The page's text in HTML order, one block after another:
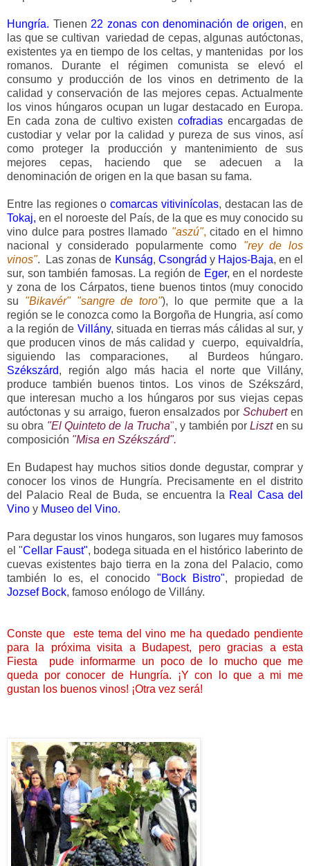
Hungría. Tienen22 zonas con denominación de origen, en
las que se cultivan variedad de cepas, algunas autóctonas,
existentes ya en tiempo de los celtas, y mantenidas por los
romanos. Durante el régimen comunista se elevó el
consumo y producción de los vinos en detrimento de la
calidad y conservación de las mejores cepas. Actualmente
los vinos húngaros ocupan un lugar destacado en Europa.
En cada zona de cultivo existen cofradias encargadas de
custodiar y velarpor la calidad y pureza de sus vinos, así
como proteger la producción y mantenimiento de sus
mejores cepas, haciendo que se adecuen a la
denominación de origen en la que basan su fama.
Entre las regiones o comarcas vitivinícolas, destacan las de
Tokaj, en el noroeste del País, de la que es muy conocido su
vino dulce para postres llamado "aszú", citado en el himno
nacional y considerado popularmente como "rey de los
vinos". Las zonas de Kunság, Csongrád y Hajos-Baja, en el
sur, son también famosas. La región de Eger, en el nordeste
y zona de los Cárpatos, tiene buenos tintos (muy conocido
su "Bikavér" "sangre de toro"), lo que permite que a la
región se le conozca como la Borgoña de Hungria, así como
a la región de Villány, situada en tierras más cálidas al sur, y
que producen vinos de más calidad y cuerpo, equivaldría,
siguiendo las comparaciones, al Burdeos húngaro.
Székszárd, región algo más hacia el norte que Villány,
produce también buenos tintos. Los vinos de Székszárd,
que interesan mucho a los húngaros por sus viejas cepas
autóctonas y su arraigo, fueron ensalzados porSchuberten
su obra "El Quinteto de la Trucha", y también porLiszten su
composición "Misa en Székszárd".
En Budapest hay muchos sitios donde degustar, comprar y
conocer los vinos de Hungría. Precisamente en el distrito
del Palacio Real de Buda, se encuentra la Real Casa del
Vino y Museo del Vino.
Para degustar los vinos hungaros, son lugares muy famosos
el "Cellar Faust", bodega situada en el histórico laberinto de
cuevas existentes bajo tierra en la zona del Palacio, como
también lo es, el conocido "Bock Bistro", propiedad de
Jozsef Bock, famoso enólogo de Villány.
Conste que este tema del vino me ha quedado pendiente
para la próxima visita a Budapest, pero gracias a esta
Fiesta pude informarme un poco de lo mucho que me
queda por conocer de Hungría. ¡Y con lo que a mi me
gustan los buenos vinos! ¡Otra vez será!